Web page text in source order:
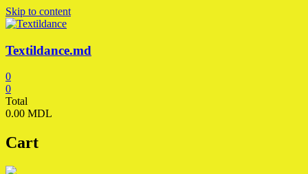
Skip to content
Textildance.md
0
0
Total
0.00 MDL
Cart